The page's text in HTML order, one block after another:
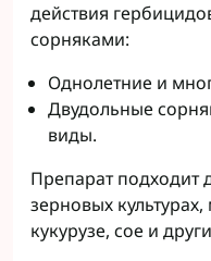
действия
сорняками:
Однолетние и
Двудольные
виды.
Препарат подходит
зерновых
кукурузе, сое и